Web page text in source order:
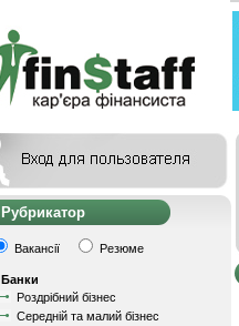
Рубрикатор
Вакансії Резюме
Банки
Роздрібний бізнес
Середній та малий бізнес